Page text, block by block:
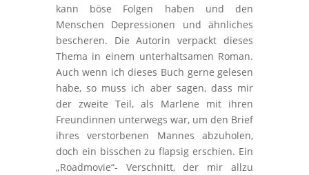
kann böse Folgen haben und den
Menschen Depressionen und ähnliches
bescheren. Die Autorin verpackt dieses
Thema in einem unterhaltsamen Roman.
Auch wenn ich dieses Buch gerne gelesen
habe, so muss ich aber sagen, dass mir
der zweite Teil, als Marlene mit ihren
Freundinnen unterwegs war, um den Brief
ihres verstorbenen Mannes abzuholen,
doch ein bisschen zu flapsig erschien. Ein
„Roadmovie“- Verschnitt, der mir allzu